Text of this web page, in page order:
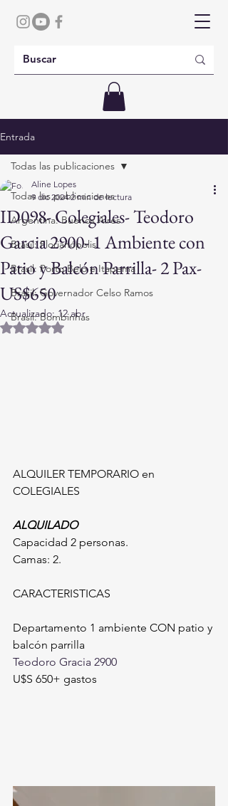
Entrada
Todas las publicaciones
Argentina: Buenos Aires
Brasil: Florianópolis
Brasil: Porto Belo e Itapema
Brasil: Governador Celso Ramos
Brasil: Bombinhas
Todas las publicaciones
ID098- Colegiales- Teodoro
Garcia 2900- 1 Ambiente con
Patio y Balcón Parrilla- 2 Pax-
US$650
Aline Lopes
9 dic 2024 2 min de lectura
Actualizado:12 abr
Obtuvo NaN de 5 estrellas.
ALQUILER TEMPORARIO en
COLEGIALES
ALQUILADO
Capacidad 2 personas.
Camas: 2.
CARACTERISTICAS
Departamento 1 ambiente CON patio y
balcón parrilla
Teodoro Gracia 2900
U$S 650+ gastos